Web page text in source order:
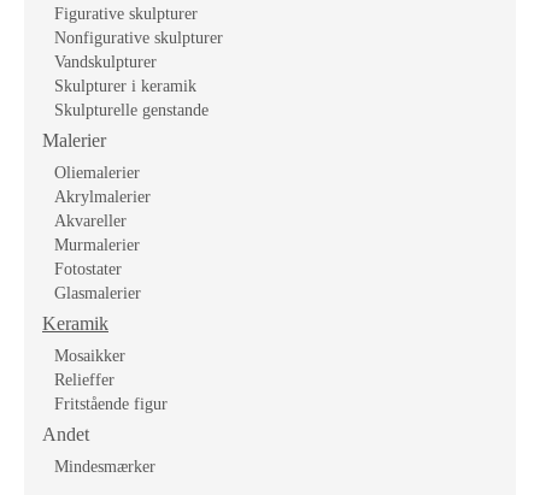
Figurative skulpturer
Nonfigurative skulpturer
Vandskulpturer
Skulpturer i keramik
Skulpturelle genstande
Malerier
Oliemalerier
Akrylmalerier
Akvareller
Murmalerier
Fotostater
Glasmalerier
Keramik
Mosaikker
Relieffer
Fritstående figur
Andet
Mindesmærker